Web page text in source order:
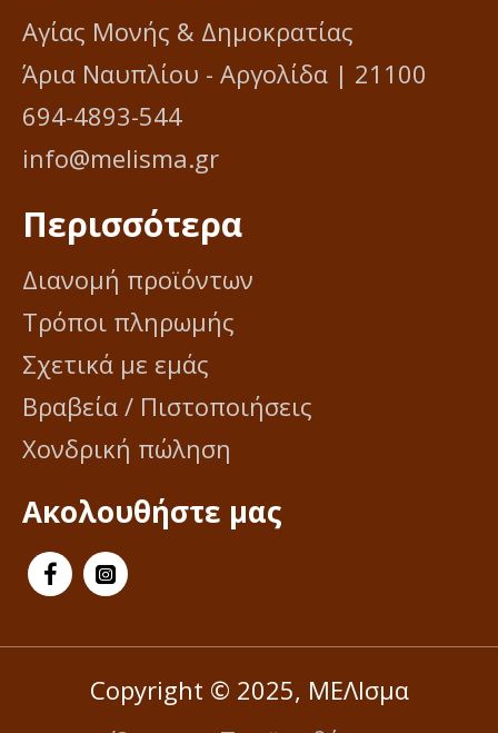
Αγίας Μονής & Δημοκρατίας
Άρια Ναυπλίου - Αργολίδα | 21100
694-4893-544
info@melisma.gr
Περισσότερα
Διανομή προϊόντων
Τρόποι πληρωμής
Σχετικά με εμάς
Βραβεία / Πιστοποιήσεις
Χονδρική πώληση
Ακολουθήστε μας
Copyright © 2025, ΜΕΛΙσμα